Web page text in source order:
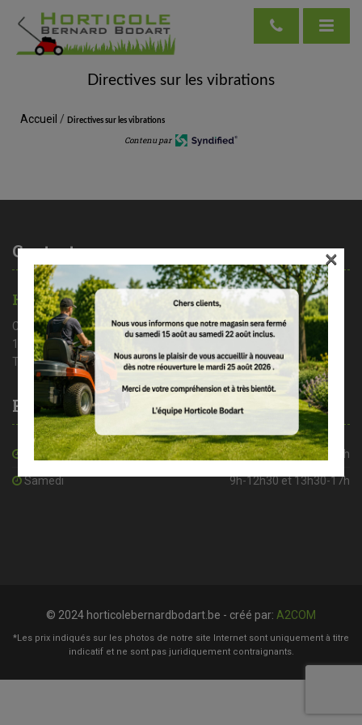
Directives sur les vibrations
Accueil / Directives sur les vibrations
Contenu par
Contactez-nous
HORTICOLE BERNARD BODART
Chaussée de Nivelles 35A
1461 Haut – Ittre
Tél : 02/366 37 71
Heures d’ouverture
De mardi à vendredi 8h30-12h30 et 13h30-18h
Samedi 9h-12h30 et 13h30-17h
© 2024 horticolebernardbodart.be - créé par: A2COM
*Les prix indiqués sur les photos de notre site Internet sont uniquement à titre
indicatif et ne sont pas juridiquement contraignants.
×